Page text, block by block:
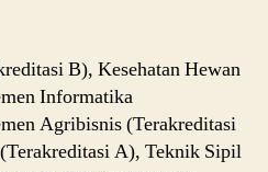
B), Kesehatan Hewan
Informatika
Agribisnis (Terakreditasi
A), Teknik Sipil